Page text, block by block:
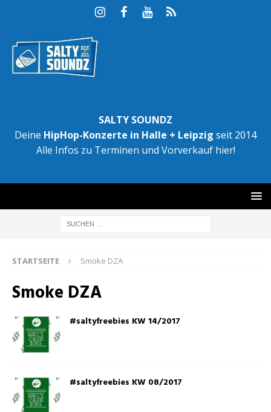
SALTY SOUNDZ
Deine HipHop-Konzerte in Halle + Leipzig seit 2014
Alle Infos zu Terminen und Vorverkauf hier!
STARTSEITE Smoke DZA
Smoke DZA
#saltyfreebies KW 14/2017
#saltyfreebies KW 08/2017